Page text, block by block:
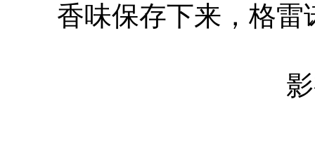
香味保存下来，格